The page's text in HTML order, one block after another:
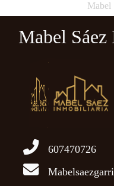
Mabel
Mabel
607470726